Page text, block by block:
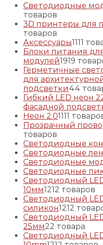
Светодиодные
товаров
3D принтеры для
товаров
Аксессуары1111
Блоки питания
модулей1919
Герметичные
для
подсветки44
Гибкий LED неон
фасадной
Неон 2.01111
Прозрачный
товаров
Светодиодные
Светодиодные
Светодиодные
Светодиодные
Светодиодный
10мм1212 товаров
Светодиодный
силикон1212
Светодиодный
25мм22 товара
Светодиодный